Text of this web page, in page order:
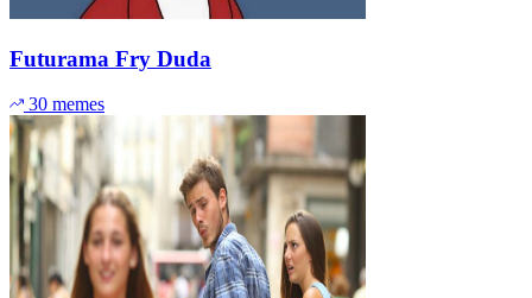
Futurama Fry Duda
30 memes